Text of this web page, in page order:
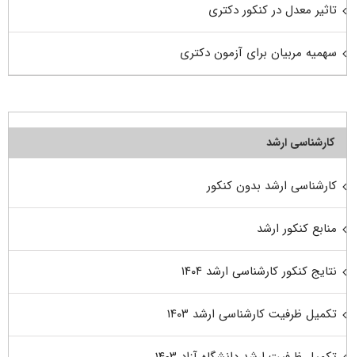
تاثیر معدل در کنکور دکتری
سهمیه مربیان برای آزمون دکتری
کارشناسی ارشد
کارشناسی ارشد بدون کنکور
منابع کنکور ارشد
نتایج کنکور کارشناسی ارشد ۱۴۰۴
تکمیل ظرفیت کارشناسی ارشد ۱۴۰۳